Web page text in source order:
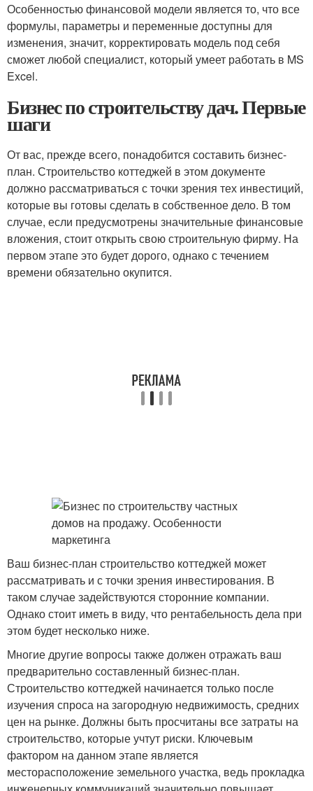
Особенностью финансовой модели является то, что все
формулы, параметры и переменные доступны для
изменения, значит, корректировать модель под себя
сможет любой специалист, который умеет работать в MS
Excel.
Бизнес по строительству дач. Первые
шаги
От вас, прежде всего, понадобится составить бизнес-
план. Строительство коттеджей в этом документе
должно рассматриваться с точки зрения тех инвестиций,
которые вы готовы сделать в собственное дело. В том
случае, если предусмотрены значительные финансовые
вложения, стоит открыть свою строительную фирму. На
первом этапе это будет дорого, однако с течением
времени обязательно окупится.
Ваш бизнес-план строительство коттеджей может
рассматривать и с точки зрения инвестирования. В
таком случае задействуются сторонние компании.
Однако стоит иметь в виду, что рентабельность дела при
этом будет несколько ниже.
Многие другие вопросы также должен отражать ваш
предварительно составленный бизнес-план.
Строительство коттеджей начинается только после
изучения спроса на загородную недвижимость, средних
цен на рынке. Должны быть просчитаны все затраты на
строительство, которые учтут риски. Ключевым
фактором на данном этапе является
месторасположение земельного участка, ведь прокладка